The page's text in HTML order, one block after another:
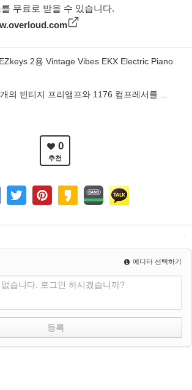
무료로 받을 수 있습니다.
2용 Vintage Vibes EKX Electric Piano
의 빈티지 프리앰프와 1176 컴프레서를 ...
0
추천
에디터 선택하기
습니다. 로그인 하시겠습니까?